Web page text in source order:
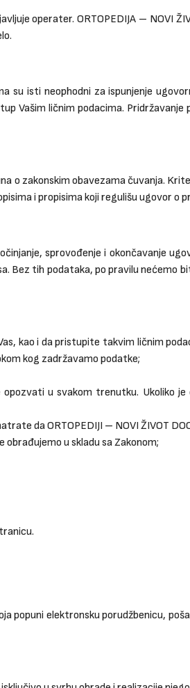
operater. ORTOPEDIJA – NOVI
isti neophodni za ispunjenje
Vašim ličnim podacima.
o zakonskim obavezama čuvanja.
i propisima koji regulišu ugovor o
sprovođenje i okončavanje
Bez tih podataka, po pravilu nećemo
kao i da pristupite takvim ličnim
kog zadržavamo podatke;
u svakom trenutku. Ukoliko
da ORTOPEDIJI – NOVI ŽIVOT
obrađujemo u skladu sa Zakonom;
popuni elektronsku porudžbenicu,